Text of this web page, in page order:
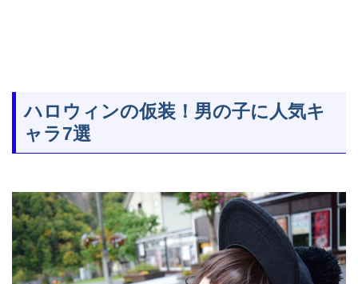
ハロウィンの仮装！男の子に人気キ
ャラ7選